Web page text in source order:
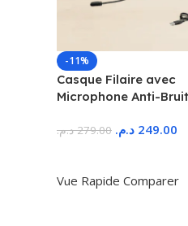
-11%
Casque Filaire avec
Microphone Anti-Bruit
279.00 د.م. 249.00 د.م.
Vue Rapide Comparer